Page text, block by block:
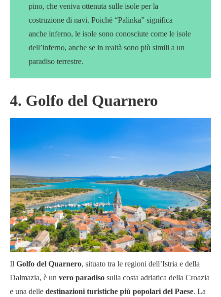
pino, che veniva ottenuta sulle isole per la
costruzione di navi. Poiché “Palinka” significa
anche inferno, le isole sono conosciute come le isole
dell’inferno, anche se in realtà sono più simili a un
paradiso terrestre.
4. Golfo del Quarnero
Il Golfo del Quarnero, situato tra le regioni dell’Istria e della
Dalmazia, è un vero paradiso sulla costa adriatica della Croazia
e una delle destinazioni turistiche più popolari del Paese. La